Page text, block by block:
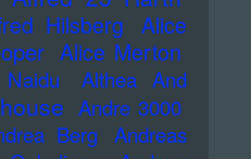
Hilsberg
Alice
Alice Merton
Althea And
Andre 3000
Berg
Andreas